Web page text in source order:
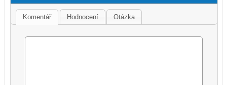
Komentář Hodnocení Otázka